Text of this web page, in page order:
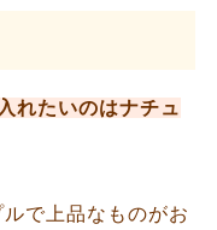
れたいのはナチュ
で上品なものがお